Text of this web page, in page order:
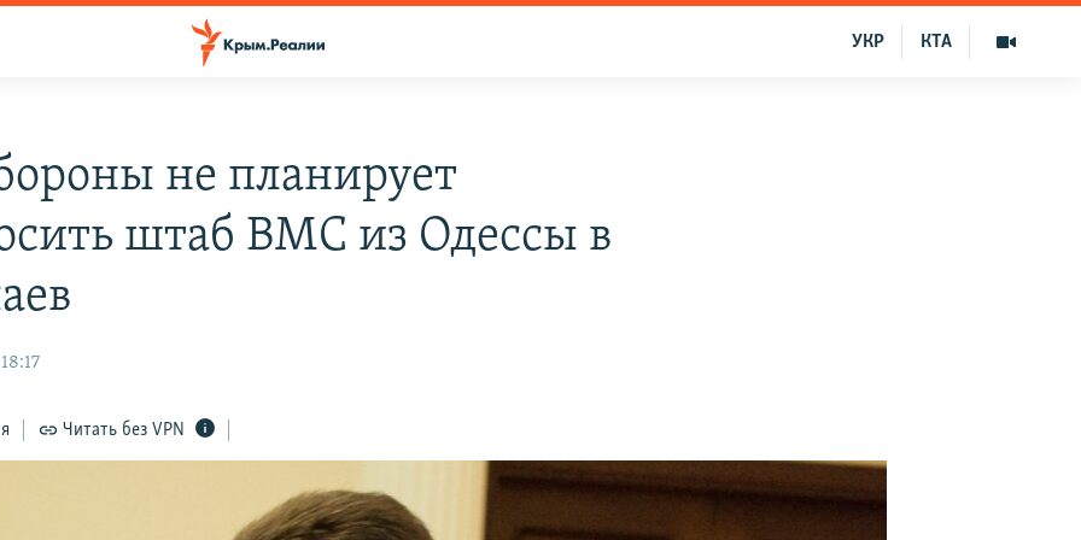
КТА
УКР
не планирует
штаб ВМС из Одессы в
Читать без VPN